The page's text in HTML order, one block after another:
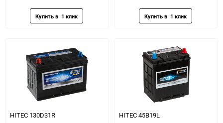
HITEC 130D31R HITEC 45B19L